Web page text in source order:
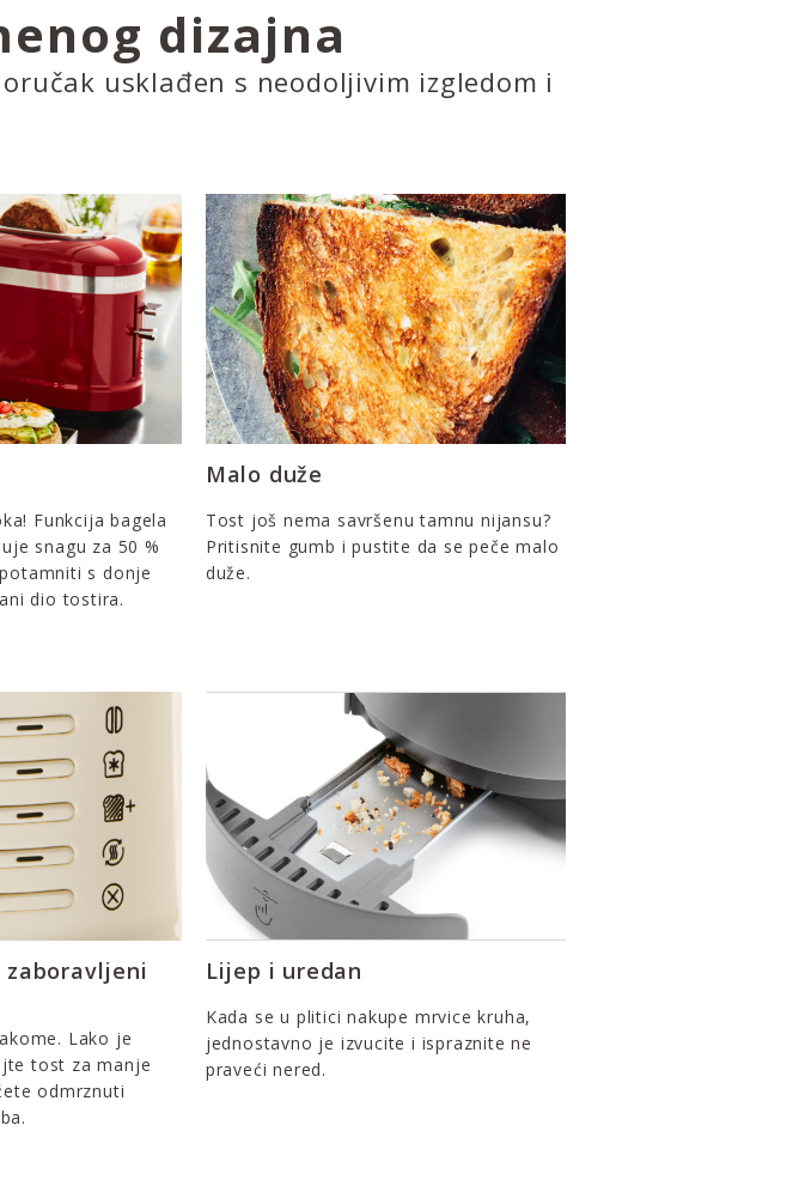
dizajna
usklađen s neodoljivim izgledom i
Funkcija bagela
snagu za 50 %
s donje
dio tostira.
Malo duže
Tost još nema savršenu tamnu nijansu?
Pritisnite gumb i pustite da se peče malo
duže.
zaboravljeni
Lako je
tost za manje
odmrznuti
Lijep i uredan
Kada se u plitici nakupe mrvice kruha,
jednostavno je izvucite i ispraznite ne
praveći nered.